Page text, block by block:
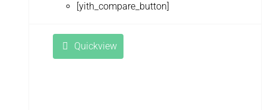
[yith_compare_button]
Quickview